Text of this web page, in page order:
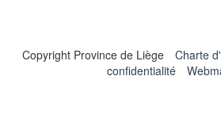
Copyright Province de Liège Charte
confidentialité